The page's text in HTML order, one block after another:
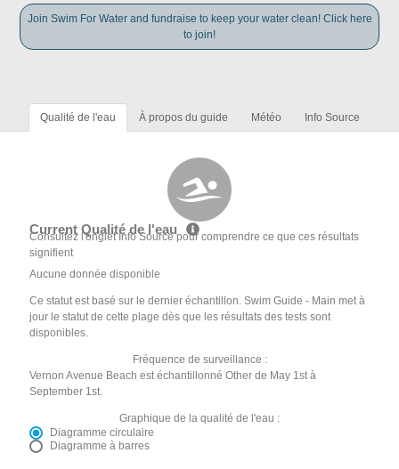
Join Swim For Water and fundraise to keep your water clean! Click here
to join!
Qualité de l'eau À propos du guide Météo Info Source
Current Qualité de l'eau
Consultez l'onglet Info Source pour comprendre ce que ces résultats
signifient
Aucune donnée disponible
Ce statut est basé sur le dernier échantillon. Swim Guide - Main met à
jour le statut de cette plage dès que les résultats des tests sont
disponibles.
Fréquence de surveillance :
Vernon Avenue Beach est échantillonné Other de May 1st à
September 1st.
Graphique de la qualité de l'eau :
Diagramme circulaire
Diagramme à barres